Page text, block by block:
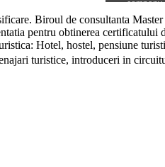
Biroul de consultanta
pentru obtinerea
Hotel, hostel, pensiune
turistice, introduceri in